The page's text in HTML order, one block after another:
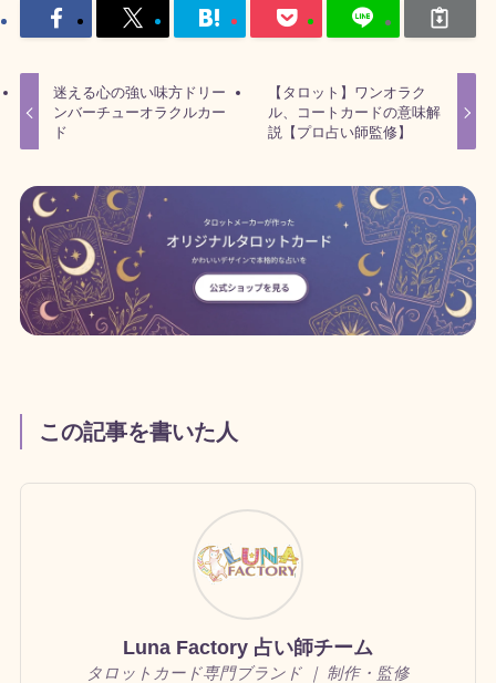
迷える心の強い味方ドリー
ンバーチューオラクルカー
ド
【タロット】ワンオラク
ル、コートカードの意味解
説【プロ占い師監修】
この記事を書いた人
Luna Factory 占い師チーム
タロットカード専門ブランド ｜ 制作・監修